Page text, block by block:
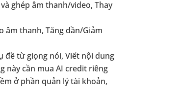
ghép âm thanh/video, Thay
âm thanh, Tăng dần/Giảm
đề từ giọng nói, Viết nội dung
này cần mua AI credit riêng
ở phần quản lý tài khoản,